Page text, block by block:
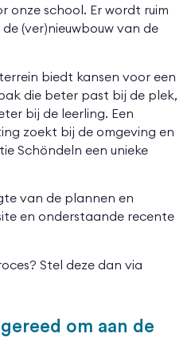
onze school. Er wordt ruim
(ver)nieuwbouw van de
biedt kansen voor een
die beter past bij de plek,
bij de leerling. Een
zoekt bij de omgeving en
Schöndeln een unieke
van de plannen en
en onderstaande recente
Stel deze dan via
om aan de